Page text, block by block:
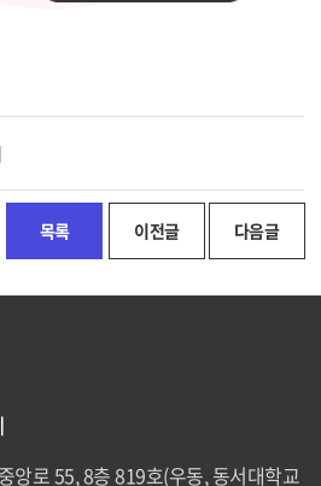
목록 이전글 다음글
앙로 55, 8층 819호(우동, 동서대학교